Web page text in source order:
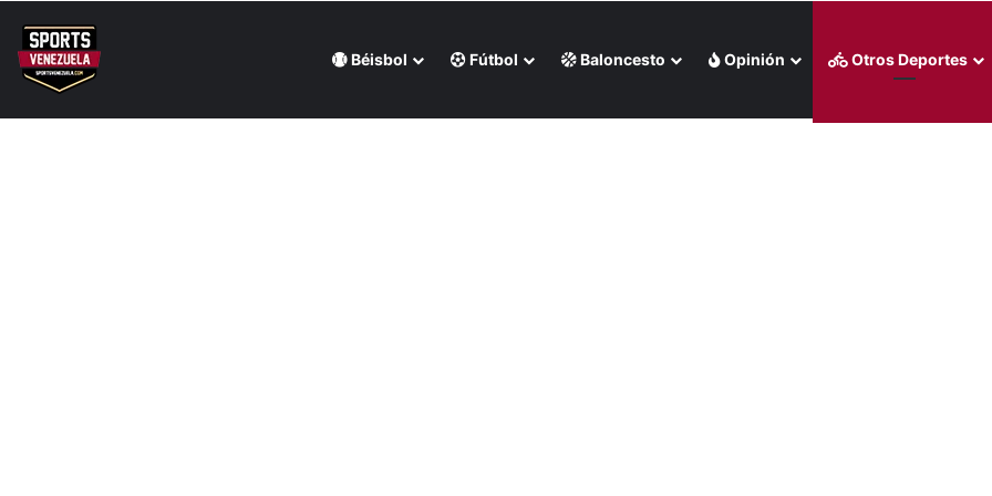
Béisbol Fútbol Baloncesto Opinión Otros Deportes
Última hora